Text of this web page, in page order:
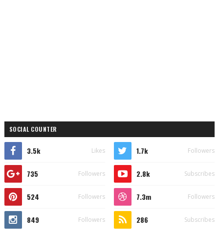
SOCIAL COUNTER
3.5k Likes 1.7k Followers
735 Followers 2.8k Subscribes
524 Followers 7.3m Followers
849 Followers 286 Subscribes